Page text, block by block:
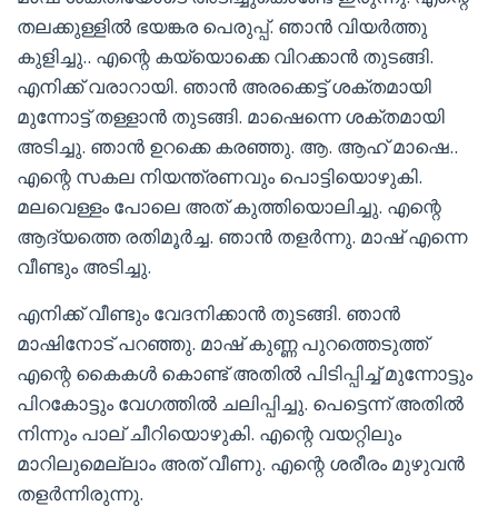
തലക്കുള്ളിൽ ഭയങ്കര പെരുപ്പ്‌. ഞാൻ വിയർത്തു
കുളിച്ചു.. എന്റെ കയ്യൊക്കെ വിറക്കാൻ തുടങ്ങി.
എനിക്ക് വരാറായി. ഞാൻ അരക്കെട്ട് ശക്തമായി
മുന്നോട്ട് തള്ളാൻ തുടങ്ങി. മാഷെന്നെ ശക്തമായി
അടിച്ചു. ഞാൻ ഉറക്കെ കരഞ്ഞു. ആ. ആഹ് മാഷെ..
എന്റെ സകല നിയന്ത്രണവും പൊട്ടിയൊഴുകി.
മലവെള്ളം പോലെ അത് കുത്തിയൊലിച്ചു. എന്റെ
ആദ്യത്തെ രതിമൂർച്ച. ഞാൻ തളർന്നു. മാഷ്‌ എന്നെ
വീണ്ടും അടിച്ചു.
എനിക്ക് വീണ്ടും വേദനിക്കാൻ തുടങ്ങി. ഞാൻ
മാഷിനോട് പറഞ്ഞു. മാഷ്‌ കുണ്ണ പുറത്തെടുത്ത്
എന്റെ കൈകൾ കൊണ്ട് അതിൽ പിടിപ്പിച്ച് മുന്നോട്ടും
പിറകോട്ടും വേഗത്തിൽ ചലിപ്പിച്ചു. പെട്ടെന്ന് അതിൽ
നിന്നും പാല് ചീറിയൊഴുകി. എന്റെ വയറ്റിലും
മാറിലുമെല്ലാം അത് വീണു. എന്റെ ശരീരം മുഴുവൻ
തളർന്നിരുന്നു.